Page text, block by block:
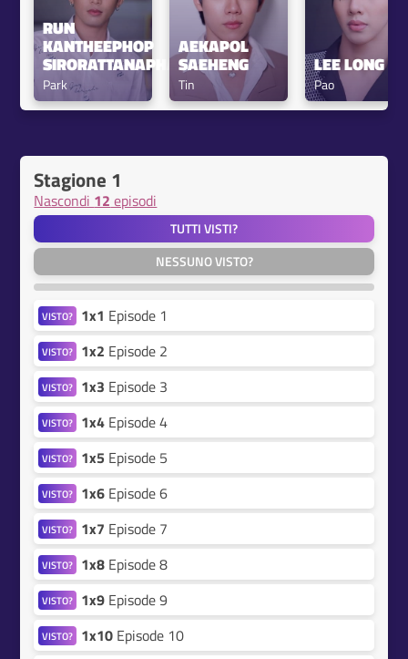
RUN
KANTHEEPHOP
SIRORATTANAPHANIT
Park
AEKAPOL
SAEHENG
Tin
LEE LONG
Pao
Stagione 1
Nascondi 12 episodi
TUTTI VISTI?
NESSUNO VISTO?
VISTO? 1x1 Episode 1
VISTO? 1x2 Episode 2
VISTO? 1x3 Episode 3
VISTO? 1x4 Episode 4
VISTO? 1x5 Episode 5
VISTO? 1x6 Episode 6
VISTO? 1x7 Episode 7
VISTO? 1x8 Episode 8
VISTO? 1x9 Episode 9
VISTO? 1x10 Episode 10